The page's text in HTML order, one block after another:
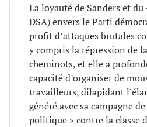
La loyauté de Sanders et du
DSA) envers le Parti
profit d’attaques brutales
y compris la répression de
cheminots, et elle a
capacité d’organiser de
travailleurs, dilapidant
généré avec sa campagne
politique » contre la classe